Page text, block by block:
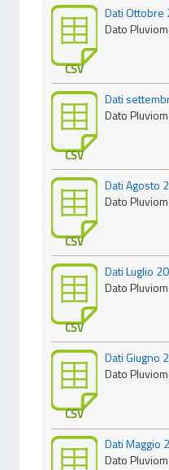
CSV
Dati Ottobre
Dato
CSV
Dati
Dato
CSV
Dati Agosto
Dato
CSV
Dati Luglio
Dato
CSV
Dati Giugno
Dato
Dati Maggio
Dato